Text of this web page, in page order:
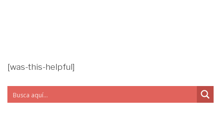
[was-this-helpful]